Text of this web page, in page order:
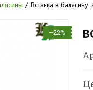
Вставка в балясину,
–22%